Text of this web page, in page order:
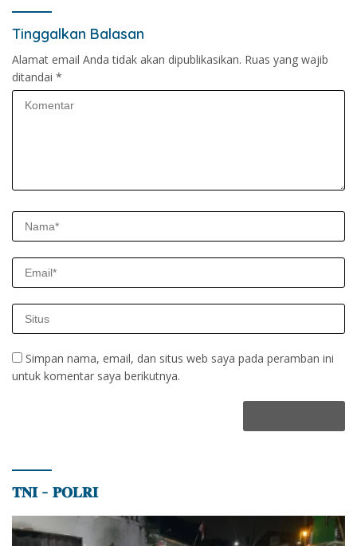
Tinggalkan Balasan
Alamat email Anda tidak akan dipublikasikan. Ruas yang wajib
ditandai *
Simpan nama, email, dan situs web saya pada peramban ini
untuk komentar saya berikutnya.
𝐓𝐍𝐈 – 𝐏𝐎𝐋𝐑𝐈